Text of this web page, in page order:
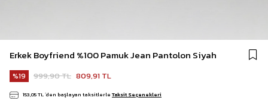
Erkek Boyfriend %100 Pamuk Jean Pantolon Siyah
19 999,90 TL 809,91 TL
153,05 TL`den başlayan taksitlerle Taksit Seçenekleri